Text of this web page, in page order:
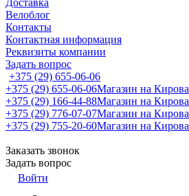
Доставка
Велоблог
Контакты
Контактная информация
Реквизиты компании
Задать вопрос
+375 (29) 655-06-06
+375 (29) 655-06-06Магазин на Кирова
+375 (29) 166-44-88Магазин на Кирова
+375 (29) 776-07-07Магазин на Кирова
+375 (29) 755-20-60Магазин на Кирова
Заказать звонок
Задать вопрос
Войти